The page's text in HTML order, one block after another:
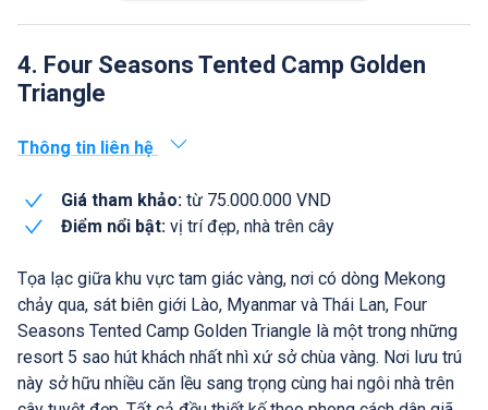
4. Four Seasons Tented Camp Golden
Triangle
Thông tin liên hệ
Giá tham khảo: từ 75.000.000 VND
Điểm nổi bật: vị trí đẹp, nhà trên cây
Tọa lạc giữa khu vực tam giác vàng, nơi có dòng Mekong
chảy qua, sát biên giới Lào, Myanmar và Thái Lan, Four
Seasons Tented Camp Golden Triangle là một trong những
resort 5 sao hút khách nhất nhì xứ sở chùa vàng. Nơi lưu trú
này sở hữu nhiều căn lều sang trọng cùng hai ngôi nhà trên